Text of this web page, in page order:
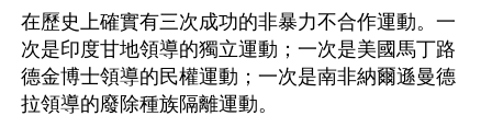
在歷史上確實有三次成功的非暴力不合作運動。一
次是印度甘地領導的獨立運動；一次是美國馬丁路
德金博士領導的民權運動；一次是南非納爾遜曼德
拉領導的廢除種族隔離運動。